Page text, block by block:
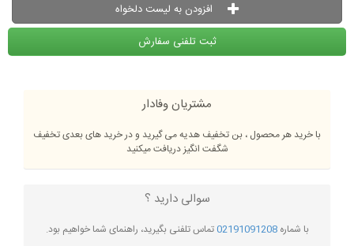
افزودن به لیست دلخواه
ثبت تلفنی سفارش
مشتریان وفادار
با خرید هر محصول ، بن تخفیف هدیه می گیرید و در خرید های بعدی تخفیف
شگفت انگیز دریافت میکنید
سوالی دارید ؟
با شماره02191091208تماس تلفنی بگیرید، راهنمای شما خواهیم بود.